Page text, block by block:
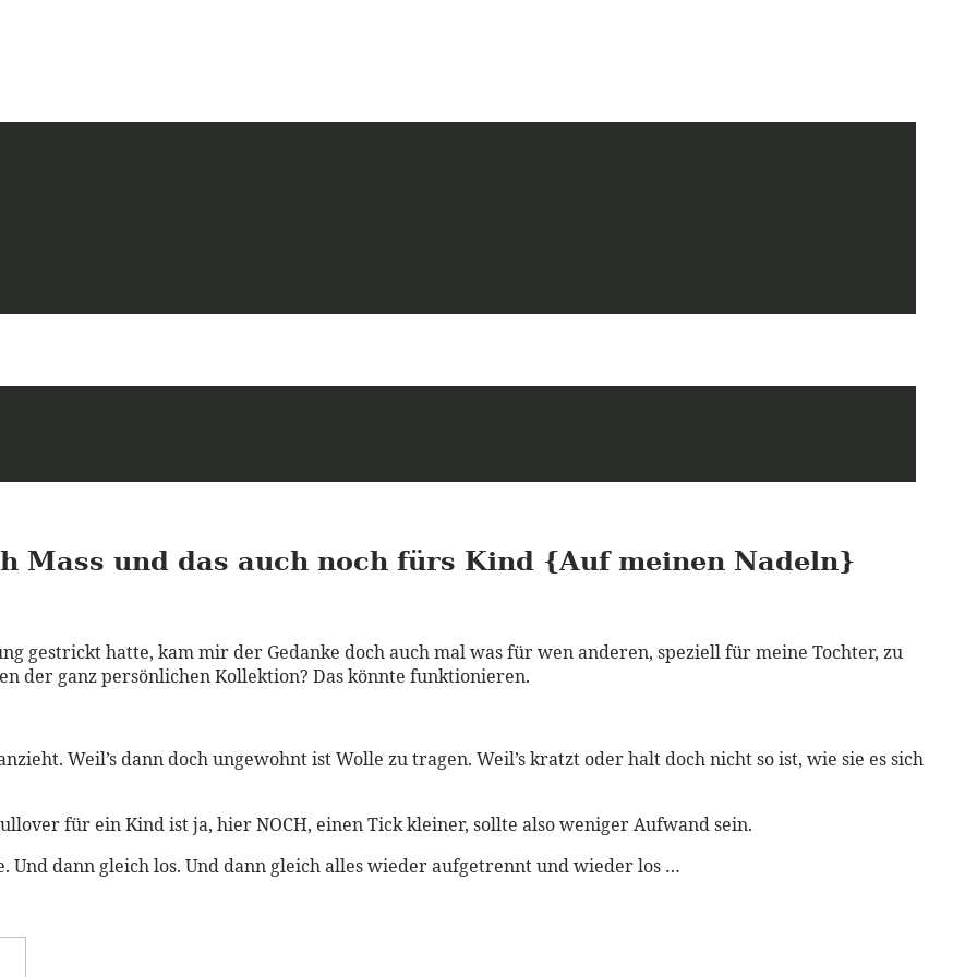
Mass und das auch noch fürs Kind {Auf meinen Nadeln}
gestrickt hatte, kam mir der Gedanke doch auch mal was für wen anderen, speziell für meine Tochter, zu
der ganz persönlichen Kollektion? Das könnte funktionieren.
Weil’s dann doch ungewohnt ist Wolle zu tragen. Weil’s kratzt oder halt doch nicht so ist, wie sie es sich
für ein Kind ist ja, hier NOCH, einen Tick kleiner, sollte also weniger Aufwand sein.
Und dann gleich los. Und dann gleich alles wieder aufgetrennt und wieder los …